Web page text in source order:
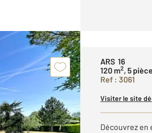
ARS 16
120 m2, 5
Ref : 3061
Visiter le site
Découvrez en